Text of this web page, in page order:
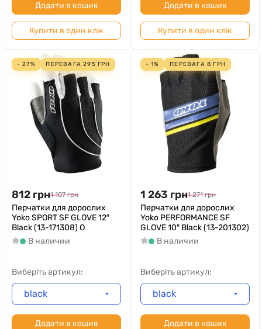
Додати в кошик
Купити в один клік
Додати в кошик
Купити в один клік
- 27% ПЕРЕВАГА295 ГРН
812 грн1 107 грн
Перчатки для дорослих
Yoko SPORT SF GLOVE 12″
Black (13-171308) O
В наличии
Виберіть артикул:
black
Додати в кошик
- 1% ПЕРЕВАГА8 ГРН
1 263 грн1 271 грн
Перчатки для дорослих
Yoko PERFORMANCE SF
GLOVE 10″ Black (13-201302)
В наличии
Виберіть артикул:
black
Додати в кошик